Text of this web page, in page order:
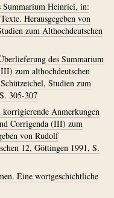
Summarium Heinrici, in:
Herausgegeben von
zum Althochdeutschen
des Summarium
zum althochdeutschen
Studien zum
305-307
Anmerkungen
Corrigenda (III) zum
von Rudolf
12, Göttingen 1991, S.
Eine wortgeschichtliche